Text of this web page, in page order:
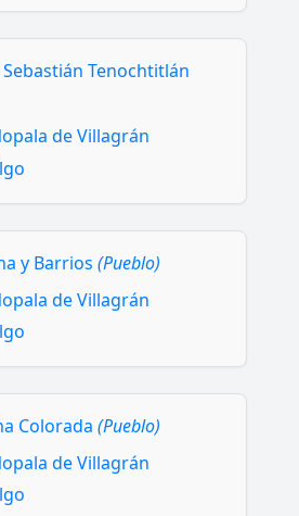
Sebastián Tenochtitlán
de Villagrán
y Barrios (Pueblo)
de Villagrán
Colorada (Pueblo)
de Villagrán